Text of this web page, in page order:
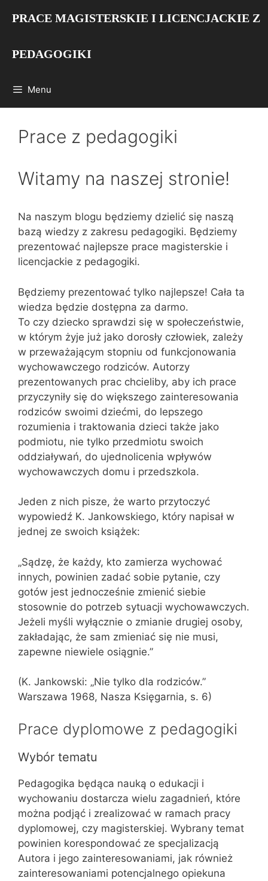
PRACE MAGISTERSKIE I LICENCJACKIE Z
PEDAGOGIKI
Menu
Prace z pedagogiki
Witamy na naszej stronie!
Na naszym blogu będziemy dzielić się naszą
bazą wiedzy z zakresu pedagogiki. Będziemy
prezentować najlepsze prace magisterskie i
licencjackie z pedagogiki.
Będziemy prezentować tylko najlepsze! Cała ta
wiedza będzie dostępna za darmo.
To czy dziecko sprawdzi się w społeczeństwie,
w którym żyje już jako dorosły człowiek, zależy
w przeważającym stopniu od funkcjonowania
wychowawczego rodziców. Autorzy
prezentowanych prac chcieliby, aby ich prace
przyczyniły się do większego zainteresowania
rodziców swoimi dziećmi, do lepszego
rozumienia i traktowania dzieci także jako
podmiotu, nie tylko przedmiotu swoich
oddziaływań, do ujednolicenia wpływów
wychowawczych domu i przedszkola.
Jeden z nich pisze, że warto przytoczyć
wypowiedź K. Jankowskiego, który napisał w
jednej ze swoich książek:
„Sądzę, że każdy, kto zamierza wychować
innych, powinien zadać sobie pytanie, czy
gotów jest jednocześnie zmienić siebie
stosownie do potrzeb sytuacji wychowawczych.
Jeżeli myśli wyłącznie o zmianie drugiej osoby,
zakładając, że sam zmieniać się nie musi,
zapewne niewiele osiągnie.”
(K. Jankowski: „Nie tylko dla rodziców.”
Warszawa 1968, Nasza Księgarnia, s. 6)
Prace dyplomowe z pedagogiki
Wybór tematu
Pedagogika będąca nauką o edukacji i
wychowaniu dostarcza wielu zagadnień, które
można podjąć i zrealizować w ramach pracy
dyplomowej, czy magisterskiej. Wybrany temat
powinien korespondować ze specjalizacją
Autora i jego zainteresowaniami, jak również
zainteresowaniami potencjalnego opiekuna